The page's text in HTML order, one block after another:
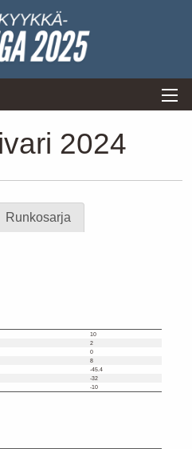
2024
Runkosarja
10
2
0
8
-45.4
-32
-10